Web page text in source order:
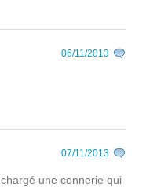
06/11/2013
07/11/2013
une connerie qui